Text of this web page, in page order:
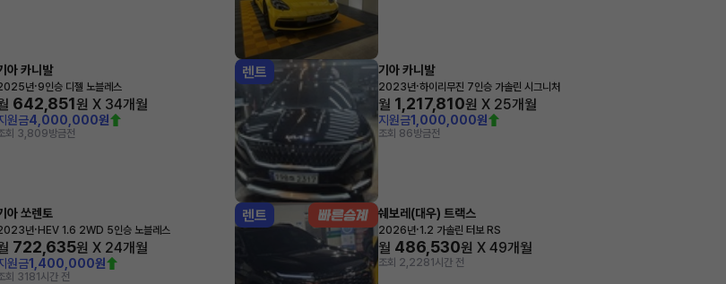
아 카니발
년·9인승 디젤 노블레스
642,851원 X 34개월
원금4,000,000원
회 3,809방금전
렌트 기아 카니발
2023년·하이리무진 7인승 가솔린 시그니처
월 1,217,810원 X 25개월
지원금1,000,000원
조회 86방금전
아 쏘렌토
년· HEV 1.6 2WD 5인승 노블레스
722,635원 X 24개월
원금1,400,000원
회 3181시간 전
렌트 쉐보레(대우) 트랙스
2026년·1.2 가솔린 터보 RS
월 486,530원 X 49개월
조회 2,2281시간 전